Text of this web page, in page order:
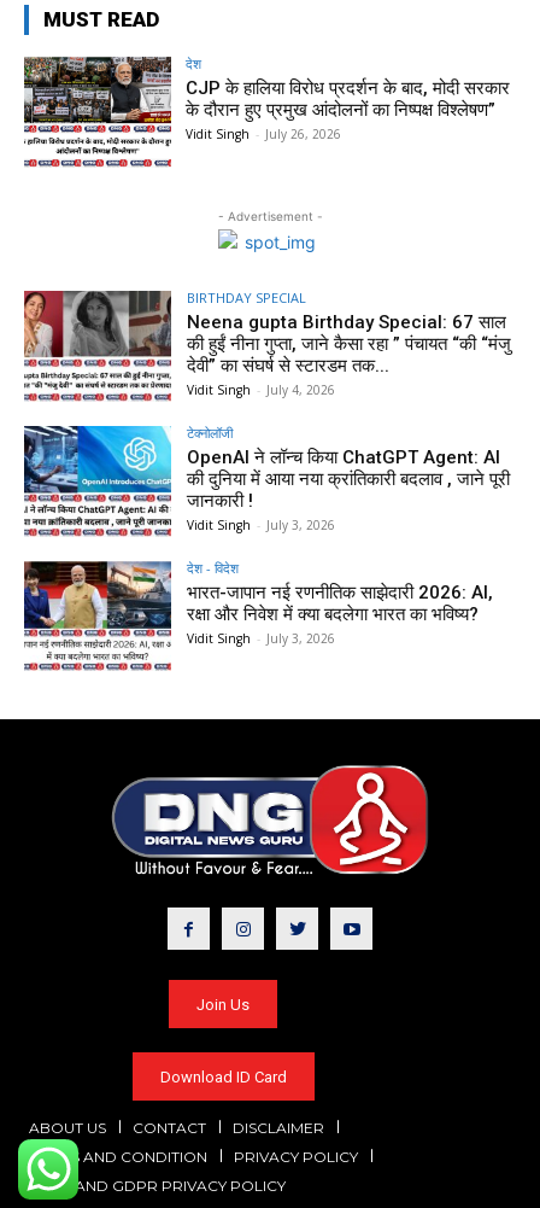
MUST READ
देश
CJP के हालिया विरोध प्रदर्शन के बाद, मोदी सरकार
के दौरान हुए प्रमुख आंदोलनों का निष्पक्ष विश्लेषण”
Vidit Singh - July 26, 2026
- Advertisement -
BIRTHDAY SPECIAL
Neena gupta Birthday Special: 67 साल
की हुईं नीना गुप्ता, जाने कैसा रहा ” पंचायत “की “मंजु
देवी” का संघर्ष से स्टारडम तक...
Vidit Singh - July 4, 2026
टेक्नोलॉजी
OpenAI ने लॉन्च किया ChatGPT Agent: AI
की दुनिया में आया नया क्रांतिकारी बदलाव , जाने पूरी
जानकारी !
Vidit Singh - July 3, 2026
देश - विदेश
भारत-जापान नई रणनीतिक साझेदारी 2026: AI,
रक्षा और निवेश में क्या बदलेगा भारत का भविष्य?
Vidit Singh - July 3, 2026
Join Us
Download ID Card
ABOUT US CONTACT
DISCLAIMER
TERMS AND CONDITION
PRIVACY POLICY
CCPA AND GDPR PRIVACY POLICY